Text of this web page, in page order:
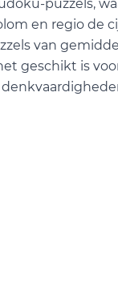
puzzels,
en regio de
van
geschikt is